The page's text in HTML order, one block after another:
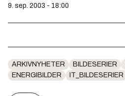
9. sep. 2003 - 18:00
ARKIVNYHETER BILDESERIER
ENERGIBILDER
IT_BILDESERIER